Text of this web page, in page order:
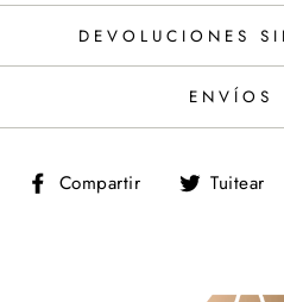
DEVOLUCIONES
ENVÍOS
Compartir
Compartir
Tuitear